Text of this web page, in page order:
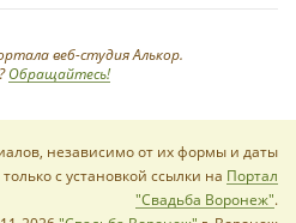
веб-студия Алькор.
Обращайтесь!
независимо от их формы и даты
с установкой ссылки на Портал
"Свадьба Воронеж".